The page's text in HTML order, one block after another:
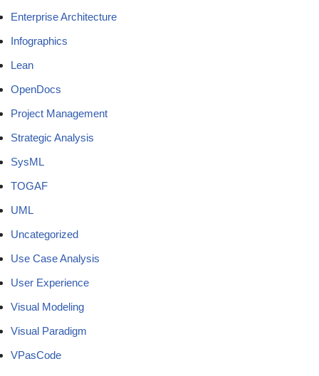
Enterprise Architecture
Infographics
Lean
OpenDocs
Project Management
Strategic Analysis
SysML
TOGAF
UML
Uncategorized
Use Case Analysis
User Experience
Visual Modeling
Visual Paradigm
VPasCode